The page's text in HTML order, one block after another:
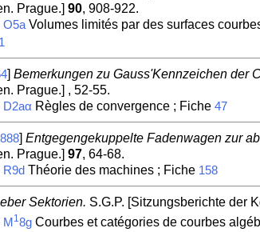
Prague.] 90, 908-922.
O5aVolumes limités par des surfaces
] Bemerkungen zu Gauss'Kennzeichen der
Prague.] , 52-55.
D2aα Règles de convergence ; Fiche 47
] Entgegengekuppelte Fadenwagen zur
Prague.] 97, 64-68.
R9dThéorie des machines ; Fiche 158
Sektorien. S.G.P. [Sitzungsberichte der
M 1 8gCourbes et catégories de courbes